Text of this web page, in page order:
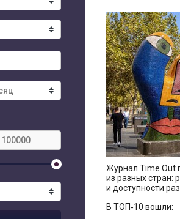
Журнал Time Out
из разных стран:
и доступности
В ТОП‑10 вошли: